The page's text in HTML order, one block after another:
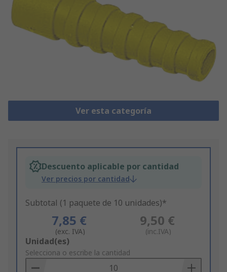
Ver esta categoría
Descuento aplicable por cantidad
Ver precios por cantidad
Subtotal (1 paquete de 10 unidades)*
7,85 €
(exc. IVA)
9,50 €
(inc.IVA)
Add
to
Basket
Unidad(es)
Selecciona o escribe la cantidad